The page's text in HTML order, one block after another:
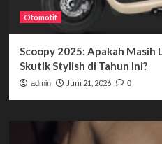
Otomotif
Scoopy 2025: Apakah Masih
Skutik Stylish di Tahun Ini?
admin Juni 21, 2026 0